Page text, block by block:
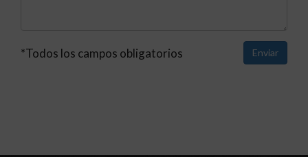
*Todos los campos obligatorios